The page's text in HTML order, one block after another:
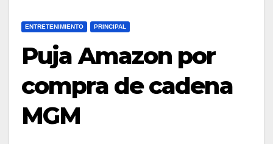
ENTRETENIMIENTO PRINCIPAL
Puja Amazon por
compra de cadena
MGM